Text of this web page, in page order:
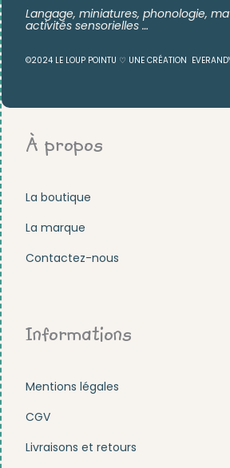
Langage, miniatures, phonologie,
activités sensorielles …
©2024 LE LOUP POINTU ♡ UNE CRÉATION
À propos
La boutique
La marque
Contactez-nous
Informations
Mentions légales
CGV
Livraisons et retours